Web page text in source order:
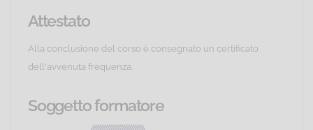
Attestato
Alla conclusione del corso è consegnato un certificato
dell'avvenuta frequenza.
Soggetto formatore